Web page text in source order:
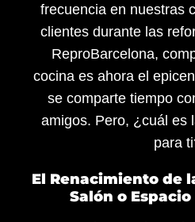
frecuencia en nuestras
clientes durante las
ReproBarcelona,
cocina es ahora el
se comparte tiempo
amigos. Pero, ¿cuál es
para
El Renacimiento de
Salón o